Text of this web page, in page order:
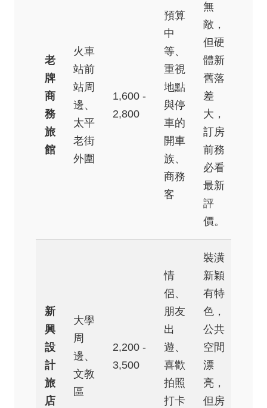
老
牌
商
務
旅
館
火車
站前
站周
邊、
太平
老街
外圍
1,600 -
2,800
預算
中
等、
重視
地點
與停
車的
開車
族、
商務
客
無
敵，
但硬
體新
舊落
差
大，
訂房
前務
必看
最新
評
價。
新
興
設
計
旅
店
大學
周
邊、
文教
區
2,200 -
3,500
情
侶、
朋友
出
遊、
喜歡
拍照
打卡
裝潢
新穎
有特
色，
公共
空間
漂
亮，
但房